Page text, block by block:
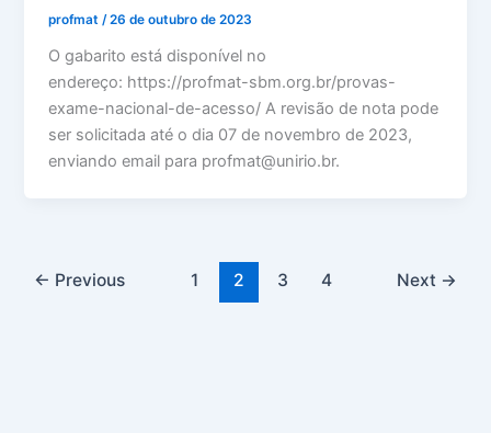
profmat/26 de outubro de 2023
O gabarito está disponível no
endereço: https://profmat-sbm.org.br/provas-
exame-nacional-de-acesso/ A revisão de nota pode
ser solicitada até o dia 07 de novembro de 2023,
enviando email para profmat@unirio.br.
← Previous 1 2 3 4 Next →